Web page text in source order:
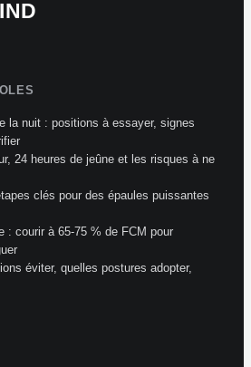
la nuit : positions à essayer, signes
24 heures de jeûne et les risques à ne
clés pour des épaules puissantes
: courir à 65-75 % de FCM pour
éviter, quelles postures adopter,